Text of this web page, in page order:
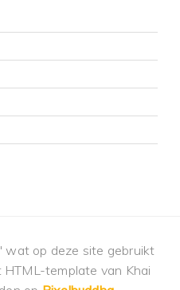
wat op deze site gebruikt
template van Khai